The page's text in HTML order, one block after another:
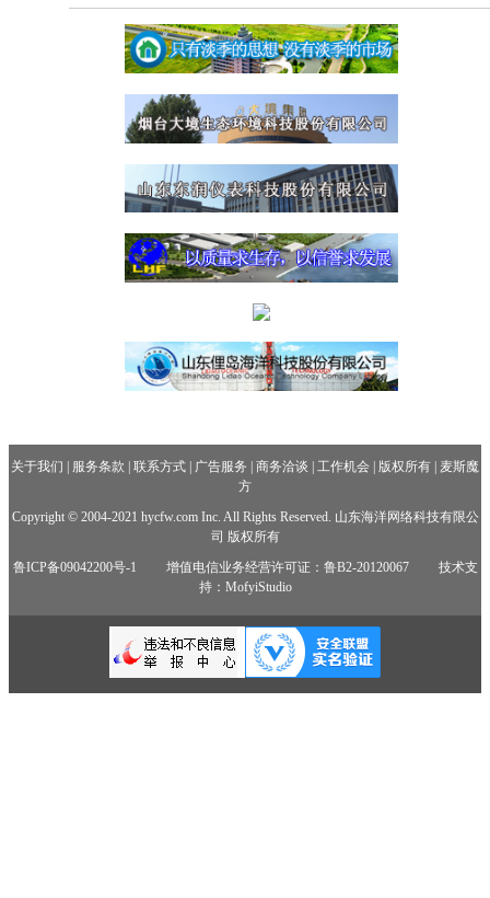
关于我们 | 服务条款 | 联系方式 | 广告服务 | 商务洽谈 | 工作机会 | 版权所有 | 麦斯魔
方
Copyright © 2004-2021 hycfw.com Inc. All Rights Reserved. 山东海洋网络科技有限公
司 版权所有
鲁ICP备09042200号-1
增值电信业务经营许可证：鲁B2-20120067
技术支
持：MofyiStudio